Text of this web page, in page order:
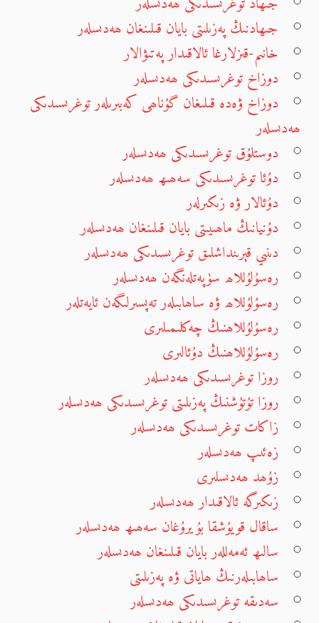
جىھادنىڭ پەزىلىتى بايان قىلىنغان ھەدىسلەر
خانىم-قىزلارغا ئالاقىدار پەتىۋالار
دوزاخ توغرىسىدىكى ھەدىسلەر
دوزاخ ۋەدە قىلىغان گۇناھى كەبىرىلەر توغرىسىدىكى
ھەدىسلەر
دوستلۇق توغرىسىدىكى ھەدىسلەر
دۇئا توغرىسىدىكى سەھىھ ھەدىسلەر
دۇئالار ۋە زىكىرلەر
دۇنيانىڭ ماھىيىتى بايان قىلىنغان ھەدىسلەر
دىنىي قېرىنداشلىق توغرىسىدىكى ھەدىسلەر
رەسۇلۇللاھ سۈپەتلەنگەن ھەدىسلەر
رەسۇلۇللاھ ۋە ساھابىلەر تەپسىرلىگەن ئايەتلەر
رەسۇلۇللاھنىڭ چەكلىمىلىرى
رەسۇلۇللاھنىڭ دۇئالىرى
روزا توغرىسىدىكى ھەدىسلەر
روزا تۇتۇشنىڭ پەزىلىتى توغرىسىدىكى ھەدىسلەر
زاكات توغرىسىدىكى ھەدىسلەر
زەئىپ ھەدىسلەر
زۇھد ھەدىسلىرى
زىكىرگە ئالاقىدار ھەدىسلەر
ساقال قويۇشقا بۇيرۇغان سەھىھ ھەدىسلەر
سالىھ ئەمەللەر بايان قىلىنغان ھەدىسلەر
ساھابىلەرنىڭ ھاياتى ۋە پەزىلىتى
سەدىقە توغرىسىدىكى ھەدىسلەر